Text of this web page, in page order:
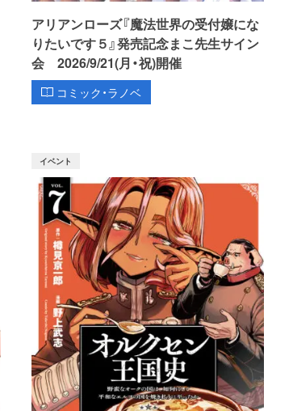
アリアンローズ『魔法世界の受付嬢にな
りたいです５』発売記念まこ先生サイン
会 2026/9/21(月・祝)開催
コミック・ラノベ
イベント